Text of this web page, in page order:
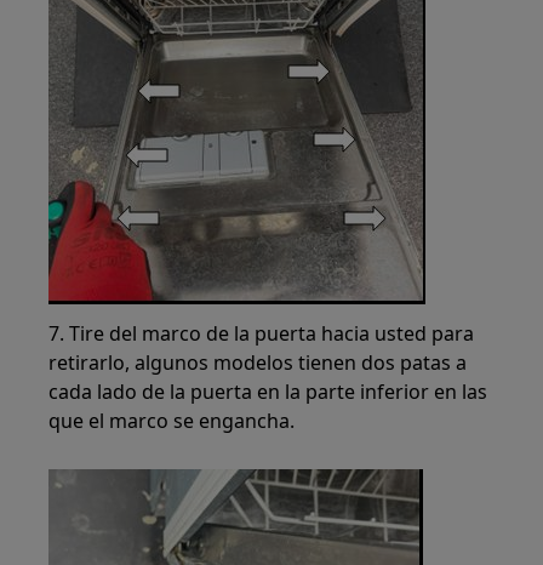
7. Tire del marco de la puerta hacia usted para
retirarlo, algunos modelos tienen dos patas a
cada lado de la puerta en la parte inferior en las
que el marco se engancha.